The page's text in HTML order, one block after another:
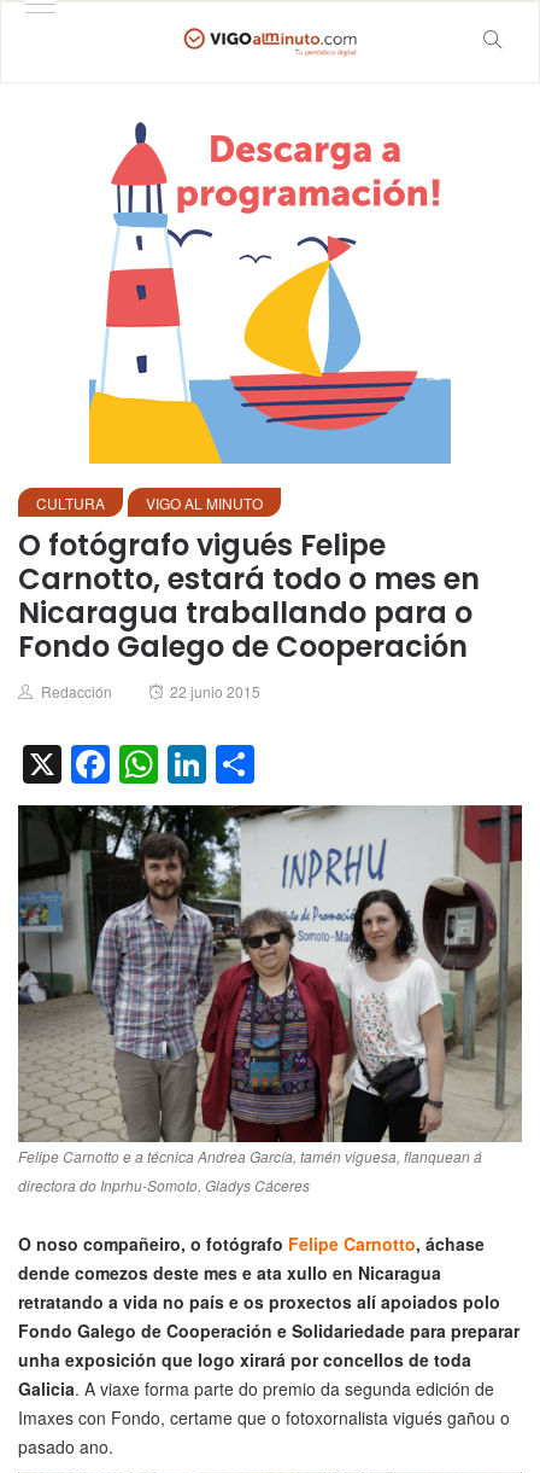
CULTURA VIGO AL MINUTO
O fotógrafo vigués Felipe
Carnotto, estará todo o mes en
Nicaragua traballando para o
Fondo Galego de Cooperación
Author
Redacción
Posted
22 junio 2015
X Facebook
WhatsApp
LinkedIn
Felipe Carnotto e a técnica Andrea García, tamén viguesa, flanquean á
directora do Inprhu-Somoto, Gladys Cáceres
O noso compañeiro, o fotógrafo Felipe Carnotto, áchase
dende comezos deste mes e ata xullo en Nicaragua
retratando a vida no país e os proxectos alí apoiados polo
Fondo Galego de Cooperación e Solidariedade para preparar
unha exposición que logo xirará por concellos de toda
Galicia. A viaxe forma parte do premio da segunda edición de
Imaxes con Fondo, certame que o fotoxornalista vigués gañou o
pasado ano.